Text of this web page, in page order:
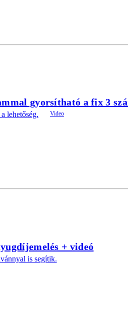
gyorsítható a fix 3
lehetőség.
+ videó
is segítik.